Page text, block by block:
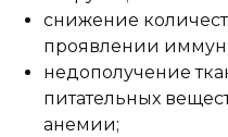
снижение
проявлении
недополучение
питательных
анемии;